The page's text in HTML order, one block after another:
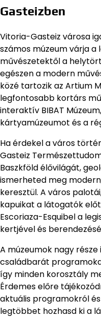
Gasteizben
Vitoria-Gasteiz városa
számos múzeum várja
művészetektől a
egészen a modern
közé tartozik az Artium
legfontosabb kortárs
interaktív BIBAT
kártyamúzeumot és a
Ha érdekel a város
Gasteiz
Baszkföld élővilágát,
ismerheted meg
keresztül. A város
kapuikat a látogatók
Escoriaza-Esquibel a
kertjével és
A múzeumok nagy
családbarát
így minden korosztály
Érdemes előre
aktuális programokról
legtöbbet hozhasd ki a